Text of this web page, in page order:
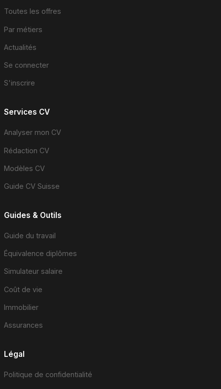
Toutes les offres
Par métiers
Actualités
Se connecter
S'inscrire
Services CV
Analyser mon CV
Rédaction CV
Modèles CV
Guide CV Suisse
Guides & Outils
Guide du travail
Équivalence diplômes
Simulateur salaire
Coût de vie
Immobilier
Assurances
Légal
Politique de confidentialité